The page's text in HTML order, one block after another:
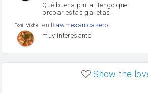
Qué buena pinta! Tengo que
probar estas galletas.
Toni Michel Caubet
en Rawmesan casero
muy interesante!
enLasaña casera fácil y
Show the